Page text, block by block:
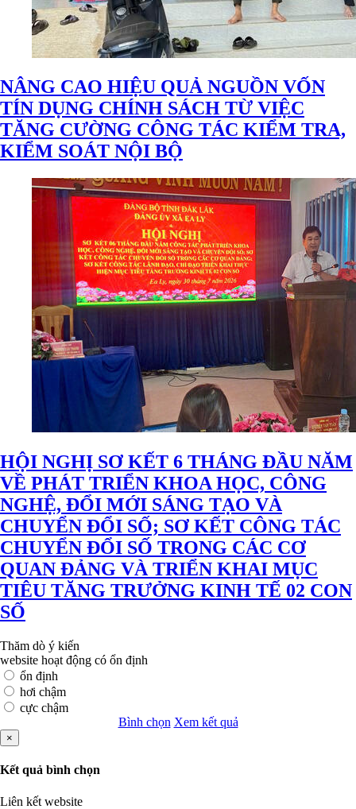
NÂNG CAO HIỆU QUẢ NGUỒN VỐN
TÍN DỤNG CHÍNH SÁCH TỪ VIỆC
TĂNG CƯỜNG CÔNG TÁC KIỂM TRA,
KIỂM SOÁT NỘI BỘ
HỘI NGHỊ SƠ KẾT 6 THÁNG ĐẦU NĂM
VỀ PHÁT TRIỂN KHOA HỌC, CÔNG
NGHỆ, ĐỔI MỚI SÁNG TẠO VÀ
CHUYỂN ĐỔI SỐ; SƠ KẾT CÔNG TÁC
CHUYỂN ĐỔI SỐ TRONG CÁC CƠ
QUAN ĐẢNG VÀ TRIỂN KHAI MỤC
TIÊU TĂNG TRƯỞNG KINH TẾ 02 CON
SỐ
Thăm dò ý kiến
website hoạt động có ổn định
ổn định
hơi chậm
cực chậm
Bình chọn Xem kết quả
×
Kết quả bình chọn
Liên kết website